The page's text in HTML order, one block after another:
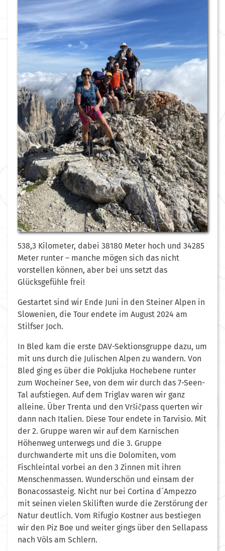
538,3 Kilometer, dabei 38180 Meter hoch und 34285
Meter runter – manche mögen sich das nicht
vorstellen können, aber bei uns setzt das
Glücksgefühle frei!
Gestartet sind wir Ende Juni in den Steiner Alpen in
Slowenien, die Tour endete im August 2024 am
Stilfser Joch.
In Bled kam die erste DAV-Sektionsgruppe dazu, um
mit uns durch die Julischen Alpen zu wandern. Von
Bled ging es über die Pokljuka Hochebene runter
zum Wocheiner See, von dem wir durch das 7-Seen-
Tal aufstiegen. Auf dem Triglav waren wir ganz
alleine. Über Trenta und den Vršičpass querten wir
dann nach Italien. Diese Tour endete in Tarvisio. Mit
der 2. Gruppe waren wir auf dem Karnischen
Höhenweg unterwegs und die 3. Gruppe
durchwanderte mit uns die Dolomiten, vom
Fischleintal vorbei an den 3 Zinnen mit ihren
Menschenmassen. Wunderschön und einsam der
Bonacossasteig. Nicht nur bei Cortina d´Ampezzo
mit seinen vielen Skiliften wurde die Zerstörung der
Natur deutlich. Vom Rifugio Kostner aus bestiegen
wir den Piz Boe und weiter gings über den Sellapass
nach Völs am Schlern.